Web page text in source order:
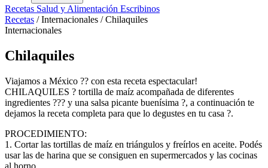
Recetas Salud y Alimentación Escribinos
Recetas / Internacionales / Chilaquiles
Internacionales
Chilaquiles
Viajamos a México ?? con esta receta espectacular!
CHILAQUILES ? tortilla de maíz acompañada de diferentes
ingredientes ??? y una salsa picante buenísima ?, a continuación te
dejamos la receta completa para que lo degustes en tu casa ?.
PROCEDIMIENTO:
1. Cortar las tortillas de maíz en triángulos y freírlos en aceite. Podés
usar las de harina que se consiguen en supermercados y las cocinas
al horno.